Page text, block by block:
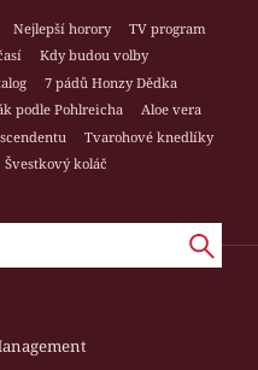
Nejlepší horory
TV program
Kdy budou volby
7 pádů Honzy Dědka
podle Pohlreicha
Aloe vera
Tvarohové knedlíky
Švestkový koláč